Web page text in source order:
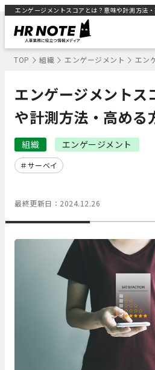
エンゲージメントスコアとは？意味や計測方法
TOP 組織 エンゲージメント エン
エンゲージメントス
や計測方法・高める
組織 エンゲージメント
サーベイ
最終更新日： 2024.12.26